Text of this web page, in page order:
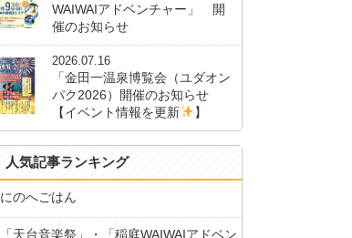
WAIWAIアドベンチャー」 開
催のお知らせ
2026.07.16
「金田一温泉博覧会（ユダオン
パク2026）開催のお知らせ
【イベント情報を更新
】
人気記事ランキング
にのへごはん
「天台音楽祭」・「稲庭WAIWAIアドベン